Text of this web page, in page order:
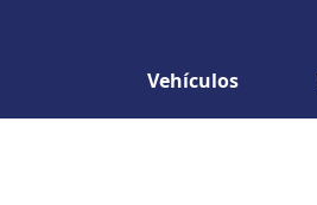
Vehículos